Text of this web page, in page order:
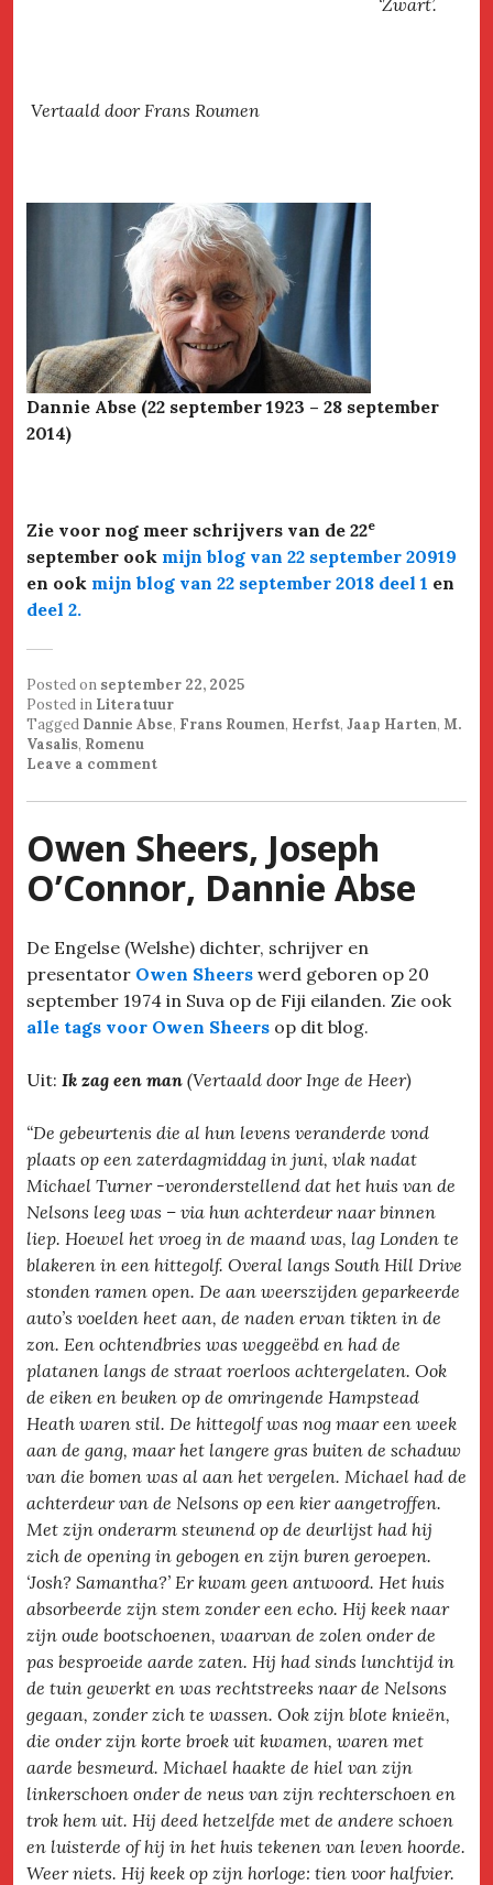
Vertaald door Frans Roumen
Dannie Abse (22 september 1923 – 28 september
2014)
Zie voor nog meer schrijvers van de 22e
september ook mijn blog van 22 september 20919
en ook mijn blog van 22 september 2018 deel 1 en
deel 2.
Posted on september 22, 2025
Posted in Literatuur
Tagged Dannie Abse, Frans Roumen, Herfst, Jaap Harten, M.
Vasalis, Romenu
Leave a comment
Owen Sheers, Joseph
O’Connor, Dannie Abse
De Engelse (Welshe) dichter, schrijver en
presentator Owen Sheers werd geboren op 20
september 1974 in Suva op de Fiji eilanden. Zie ook
alle tags voor Owen Sheers op dit blog.
Uit: Ik zag een man (Vertaald door Inge de Heer)
“De gebeurtenis die al hun levens veranderde vond
plaats op een zaterdagmiddag in juni, vlak nadat
Michael Turner -veronderstellend dat het huis van de
Nelsons leeg was – via hun achterdeur naar binnen
liep. Hoewel het vroeg in de maand was, lag Londen te
blakeren in een hittegolf. Overal langs South Hill Drive
stonden ramen open. De aan weerszijden geparkeerde
auto’s voelden heet aan, de naden ervan tikten in de
zon. Een ochtendbries was weggeëbd en had de
platanen langs de straat roerloos achtergelaten. Ook
de eiken en beuken op de omringende Hampstead
Heath waren stil. De hittegolf was nog maar een week
aan de gang, maar het langere gras buiten de schaduw
van die bomen was al aan het vergelen. Michael had de
achterdeur van de Nelsons op een kier aangetroffen.
Met zijn onderarm steunend op de deurlijst had hij
zich de opening in gebogen en zijn buren geroepen.
‘Josh? Samantha?’ Er kwam geen antwoord. Het huis
absorbeerde zijn stem zonder een echo. Hij keek naar
zijn oude bootschoenen, waarvan de zolen onder de
pas besproeide aarde zaten. Hij had sinds lunchtijd in
de tuin gewerkt en was rechtstreeks naar de Nelsons
gegaan, zonder zich te wassen. Ook zijn blote knieën,
die onder zijn korte broek uit kwamen, waren met
aarde besmeurd. Michael haakte de hiel van zijn
linkerschoen onder de neus van zijn rechterschoen en
trok hem uit. Hij deed hetzelfde met de andere schoen
en luisterde of hij in het huis tekenen van leven hoorde.
Weer niets. Hij keek op zijn horloge: tien voor halfvier.